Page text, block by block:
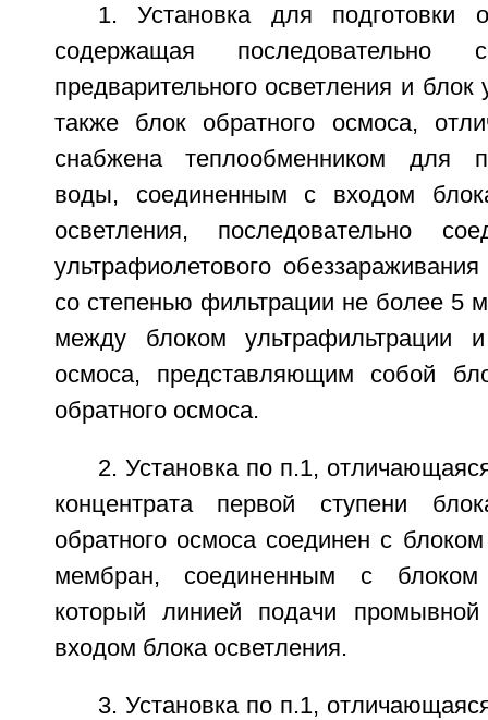
1. Установка для подготовки
содержащая последовательно
предварительного осветления и блок
также блок обратного осмоса,
снабжена теплообменником для
воды, соединенным с входом
осветления, последовательно
ультрафиолетового
со степенью фильтрации не более 5
между блоком ультрафильтрации
осмоса, представляющим собой
обратного осмоса.
2. Установка по п.1,
концентрата первой ступени
обратного осмоса соединен с
мембран, соединенным с блоком
который линией подачи
входом блока осветления.
3. Установка по п.1,